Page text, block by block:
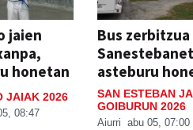
jaien
honetan
JAIAK 2026
08:47
Bus zerbitzua
asteburu
SAN ESTEBAN
GOIBURUN 2026
Aiurri abu 05, 07:00